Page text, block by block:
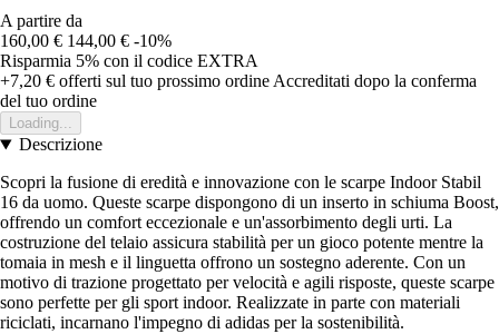
A partire da
160,00 € 144,00 € -10%
Risparmia 5% con il codice EXTRA
+7,20 € offerti sul tuo prossimo ordine Accreditati dopo la conferma
del tuo ordine
Loading...
Descrizione
Scopri la fusione di eredità e innovazione con le scarpe Indoor Stabil
16 da uomo. Queste scarpe dispongono di un inserto in schiuma Boost,
offrendo un comfort eccezionale e un'assorbimento degli urti. La
costruzione del telaio assicura stabilità per un gioco potente mentre la
tomaia in mesh e il linguetta offrono un sostegno aderente. Con un
motivo di trazione progettato per velocità e agili risposte, queste scarpe
sono perfette per gli sport indoor. Realizzate in parte con materiali
riciclati, incarnano l'impegno di adidas per la sostenibilità.